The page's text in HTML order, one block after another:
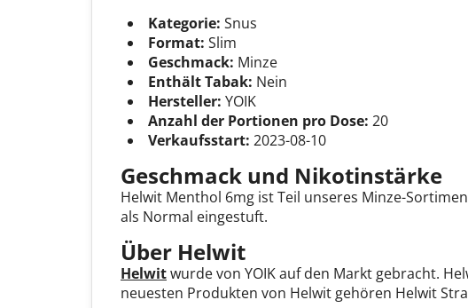
Kategorie: Snus
Format: Slim
Geschmack: Minze
Enthält Tabak: Nein
Hersteller: YOIK
Anzahl der Portionen pro Dose: 20
Verkaufsstart: 2023-08-10
Geschmack und Nikotinstärke
Helwit Menthol 6mg ist Teil unseres Minze-
als Normal eingestuft.
Über Helwit
Helwitwurde von YOIK auf den Markt gebracht.
neuesten Produkten von Helwit gehören Helwit